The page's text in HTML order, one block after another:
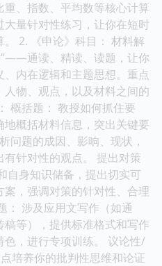
、指数、平均数等核心计算
量针对性练习，让你在短时
2. 《申论》科目： 材料解
”——通读、精读、读题，让你
内在逻辑和主题思想。重点
物、观点，以及材料之间的
概括题： 教授如何抓住要
概括材料信息，突出关键要
问题的成因、影响、现状，
针对性的观点。 提出对策
自身知识储备，提出切实可
，强调对策的针对性、合理
： 涉及应用文写作（如通
等），提供标准格式和写作
色，进行专项训练。 议论性/
培养你的批判性思维和论证